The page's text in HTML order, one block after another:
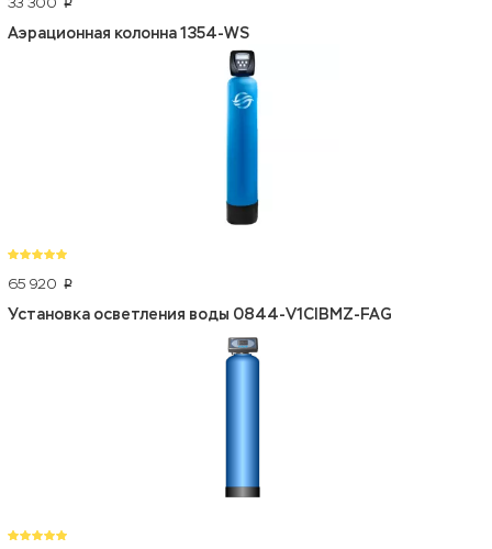
p
Аэрационная колонна 1354-WS
65 920 p
Установка осветления воды 0844-V1CIBMZ-FAG